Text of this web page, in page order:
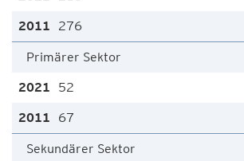
276
Primärer Sektor
52
67
Sekundärer Sektor